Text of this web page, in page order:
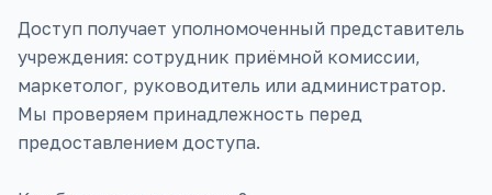
Доступ получает уполномоченный представитель
учреждения: сотрудник приёмной комиссии,
маркетолог, руководитель или администратор.
Мы проверяем принадлежность перед
предоставлением доступа.